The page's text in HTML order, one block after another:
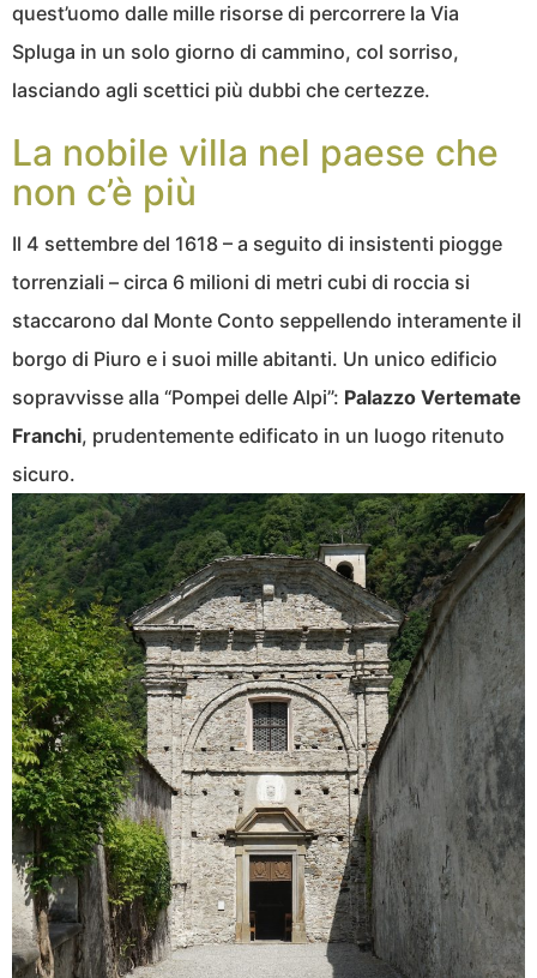
quest’uomo dalle mille risorse di percorrere la Via
Spluga in un solo giorno di cammino, col sorriso,
lasciando agli scettici più dubbi che certezze.
La nobile villa nel paese che
non c’è più
Il 4 settembre del 1618 – a seguito di insistenti piogge
torrenziali – circa 6 milioni di metri cubi di roccia si
staccarono dal Monte Conto seppellendo interamente il
borgo di Piuro e i suoi mille abitanti. Un unico edificio
sopravvisse alla “Pompei delle Alpi”: Palazzo Vertemate
Franchi, prudentemente edificato in un luogo ritenuto
sicuro.